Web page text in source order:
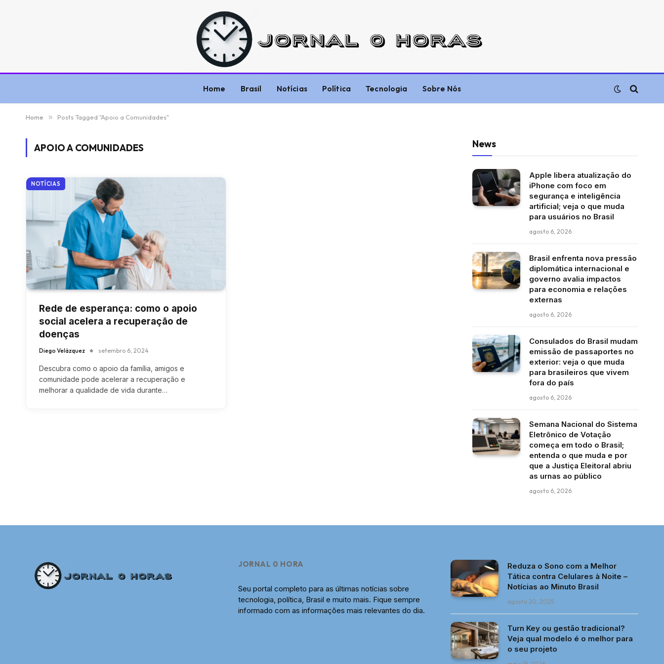
Home Brasil Notícias Política Tecnologia Sobre Nós
Home » Posts Tagged "Apoio a Comunidades"
APOIO A COMUNIDADES
NOTÍCIAS
Rede de esperança: como o apoio
social acelera a recuperação de
doenças
Diego Velázquez setembro 6, 2024
Descubra como o apoio da família, amigos e
comunidade pode acelerar a recuperação e
melhorar a qualidade de vida durante…
News
Apple libera atualização do
iPhone com foco em
segurança e inteligência
artificial; veja o que muda
para usuários no Brasil
agosto 6, 2026
Brasil enfrenta nova pressão
diplomática internacional e
governo avalia impactos
para economia e relações
externas
agosto 6, 2026
Consulados do Brasil mudam
emissão de passaportes no
exterior: veja o que muda
para brasileiros que vivem
fora do país
agosto 6, 2026
Semana Nacional do Sistema
Eletrônico de Votação
começa em todo o Brasil;
entenda o que muda e por
que a Justiça Eleitoral abriu
as urnas ao público
agosto 6, 2026
JORNAL 0 HORA
Seu portal completo para as últimas notícias sobre
tecnologia, política, Brasil e muito mais. Fique sempre
informado com as informações mais relevantes do dia.
Reduza o Sono com a Melhor
Tática contra Celulares à Noite –
Notícias ao Minuto Brasil
agosto 20, 2025
Turn Key ou gestão tradicional?
Veja qual modelo é o melhor para
o seu projeto